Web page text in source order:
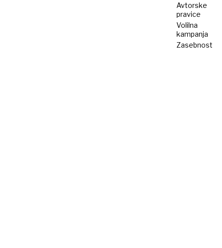
Avtorske
pravice
Volilna
kampanja
Zasebnost